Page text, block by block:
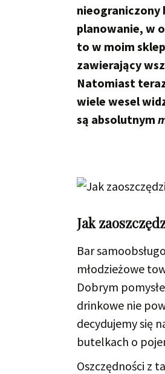
nieograniczony
planowanie, w
to w moim
zawierający
Natomiast
wiele wesel
są absolutnym
Jak
Bar
młodzieżowe
Dobrym
drinkowe nie
decydujemy się
butelkach o
Oszczędności z